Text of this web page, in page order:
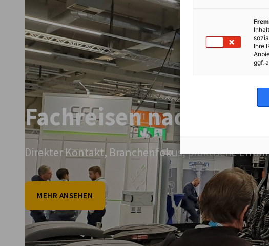
vorherigenächste
Fachreisen nach
Direkter Kontakt, Branchenfokus, praktische
MEHR ANSEHEN
Ihre
ggf.